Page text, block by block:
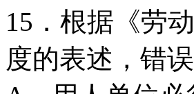
15．根据《劳
度的表述，错